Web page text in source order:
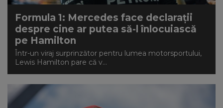
Formula 1: Mercedes face declarații
despre cine ar putea să-l înlocuiască
pe Hamilton
Într-un viraj surprinzător pentru lumea motorsportului,
Lewis Hamilton pare că v...